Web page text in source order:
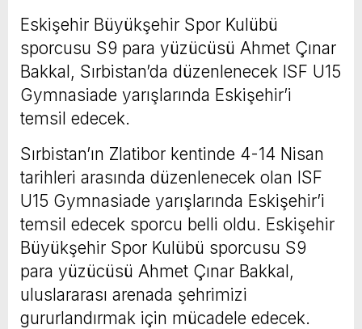
Eskişehir Büyükşehir Spor Kulübü
sporcusu S9 para yüzücüsü Ahmet Çınar
Bakkal, Sırbistan’da düzenlenecek ISF U15
Gymnasiade yarışlarında Eskişehir’i
temsil edecek.
Sırbistan’ın Zlatibor kentinde 4-14 Nisan
tarihleri arasında düzenlenecek olan ISF
U15 Gymnasiade yarışlarında Eskişehir’i
temsil edecek sporcu belli oldu. Eskişehir
Büyükşehir Spor Kulübü sporcusu S9
para yüzücüsü Ahmet Çınar Bakkal,
uluslararası arenada şehrimizi
gururlandırmak için mücadele edecek.